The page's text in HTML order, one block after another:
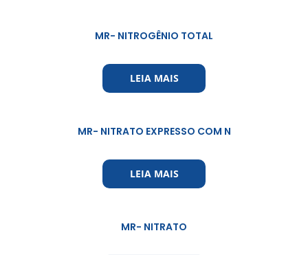
MR- NITROGÊNIO TOTAL
LEIA MAIS
MR- NITRATO EXPRESSO COM N
LEIA MAIS
MR- NITRATO